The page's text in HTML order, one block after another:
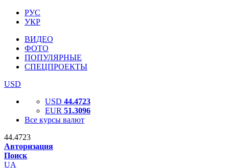
РУС
УКР
ВИДЕО
ФОТО
ПОПУЛЯРНЫЕ
СПЕЦПРОЕКТЫ
USD
USD 44.4723
EUR 51.3096
Все курсы валют
44.4723
Авторизация
Поиск
UA